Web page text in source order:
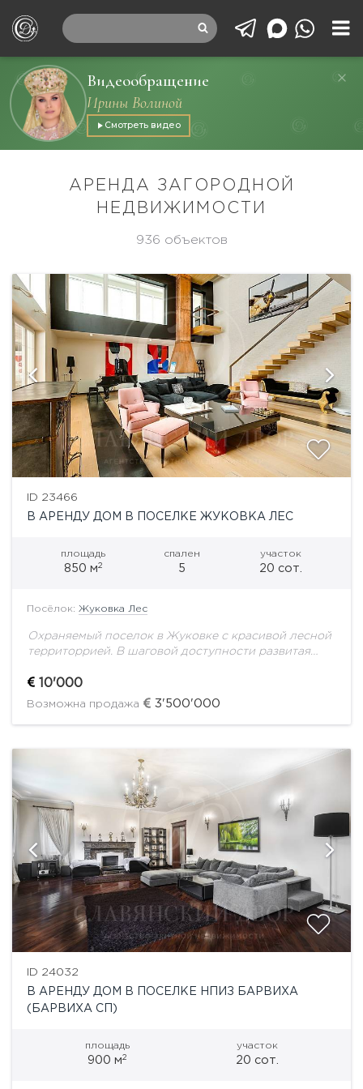
Видеообращение
Ирины Волиной
Смотреть видео
АРЕНДА ЗАГОРОДНОЙ
НЕДВИЖИМОСТИ
936 объектов
ID 23466
В АРЕНДУ ДОМ В ПОСЕЛКЕ ЖУКОВКА ЛЕС
площадь
850 м2
спален
5
участок
20 сот.
Посёлок: Жуковка Лес
Охраняемый поселок в Жуковке с красивой лесной
территоррией. В шаговой доступности развитая
проект. Эксклюзивный модный дом. В доме
выполнен дизайнерский ремонт, грамотная...
10'000
Возможна продажа 3'500'000
ID 24032
В АРЕНДУ ДОМ В ПОСЕЛКЕ НПИЗ БАРВИХА
(БАРВИХА СП)
площадь
900 м2
участок
20 сот.